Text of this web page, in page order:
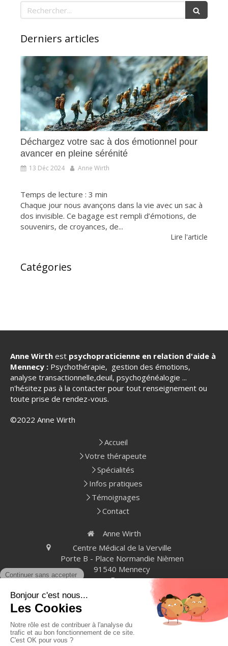
Rechercher
Derniers articles
Déchargez votre sac à dos émotionnel pour
avancer en pleine sérénité
13 Déc 2024 Anne Wirth
Temps de lecture : 3 min
Chaque jour nous avançons dans la vie avec un sac à
dos invisible. Ce bagage est rempli d’émotions, de
souvenirs, de croyances, de...
Lire l'article
Catégories
Anne Wirth est psychopraticienne en relation d'aide à
Mennecy : Psychothérapie, gestion des émotions,
analyse transactionnelle,deuil, psychogénéalogie ...
n'hésitez pas à la contacter pour tout renseignement ou
toute prise de rendez-vous.
©2022 Anne Wirth
Accueil
Votre thérapeute
Spécialités
Infos pratiques
Témoignages
Contact
Anne Wirth
Centre Médical de la Verville
Porte B - Place Normandie Nièmen
91540 Mennecy
France
Afficher le téléphone